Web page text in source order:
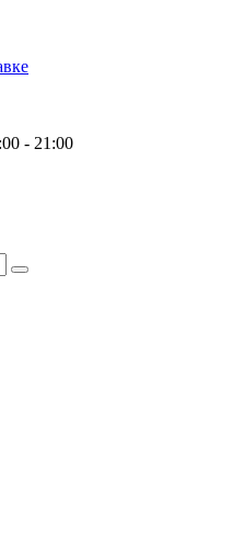
- 21:00